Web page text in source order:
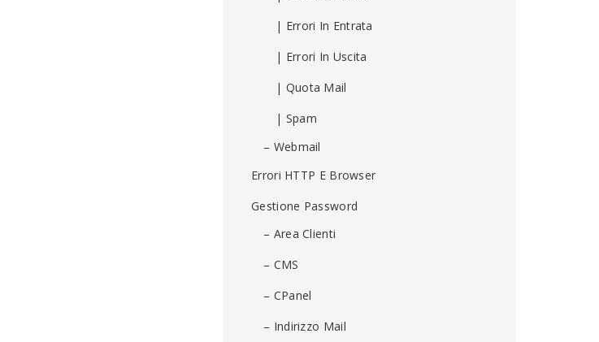
| Errori In Entrata
| Errori In Uscita
| Quota Mail
| Spam
– Webmail
Errori HTTP E Browser
Gestione Password
– Area Clienti
– CMS
– CPanel
– Indirizzo Mail